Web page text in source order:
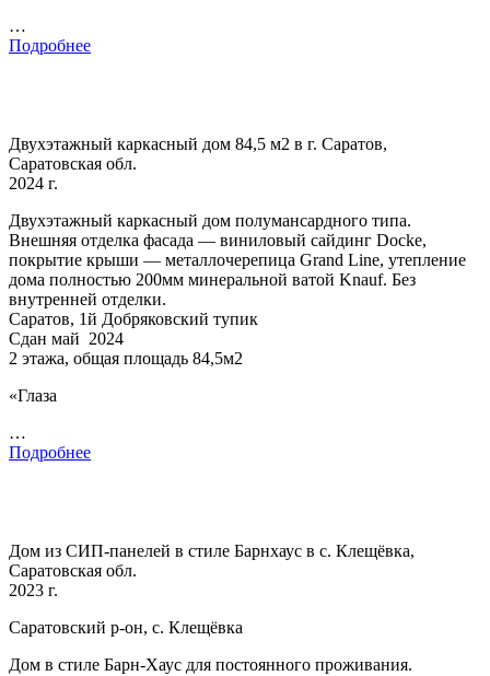
…
Подробнее
Двухэтажный каркасный дом 84,5 м2 в г. Саратов,
Саратовская обл.
2024 г.
Двухэтажный каркасный дом полумансардного типа.
Внешняя отделка фасада — виниловый сайдинг Docke,
покрытие крыши — металлочерепица Grand Line, утепление
дома полностью 200мм минеральной ватой Knauf. Без
внутренней отделки.
Саратов, 1й Добряковский тупик
Сдан май 2024
2 этажа, общая площадь 84,5м2
«Глаза
…
Подробнее
Дом из СИП-панелей в стиле Барнхаус в с. Клещёвка,
Саратовская обл.
2023 г.
Саратовский р-он, с. Клещёвка
Дом в стиле Барн-Хаус для постоянного проживания.